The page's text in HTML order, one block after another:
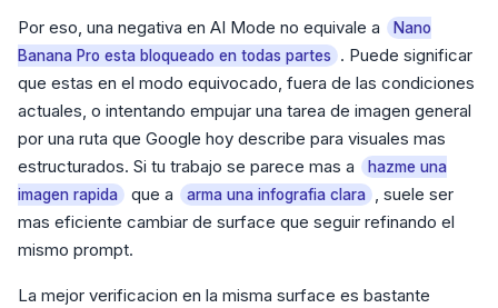
Por eso, una negativa en AI Mode no equivale a
Nano
Banana Pro esta bloqueado en todas partes
. Puede significar
que estas en el modo equivocado, fuera de las condiciones
actuales, o intentando empujar una tarea de imagen general
por una ruta que Google hoy describe para visuales mas
estructurados. Si tu trabajo se parece mas a
hazme una
imagen rapida
que a arma una infografia clara , suele ser
mas eficiente cambiar de surface que seguir refinando el
mismo prompt.
La mejor verificacion en la misma surface es bastante